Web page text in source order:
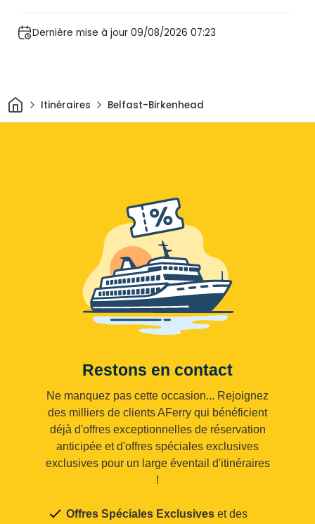
Dernière mise à jour 09/08/2026 07:23
Maison
Itinéraires Belfast-Birkenhead
Restons en contact
Ne manquez pas cette occasion... Rejoignez
des milliers de clients AFerry qui bénéficient
déjà d'offres exceptionnelles de réservation
anticipée et d'offres spéciales exclusives
exclusives pour un large éventail d'itinéraires
!
Offres Spéciales Exclusives et des